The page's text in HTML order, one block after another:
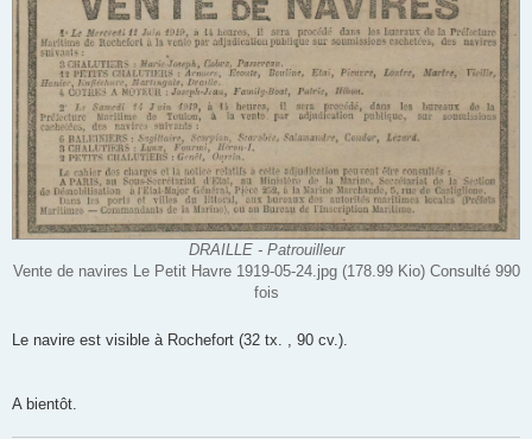
DRAILLE - Patrouilleur
Vente de navires Le Petit Havre 1919-05-24.jpg (178.99 Kio) Consulté 990
fois
Le navire est visible à Rochefort (32 tx. , 90 cv.).
A bientôt.